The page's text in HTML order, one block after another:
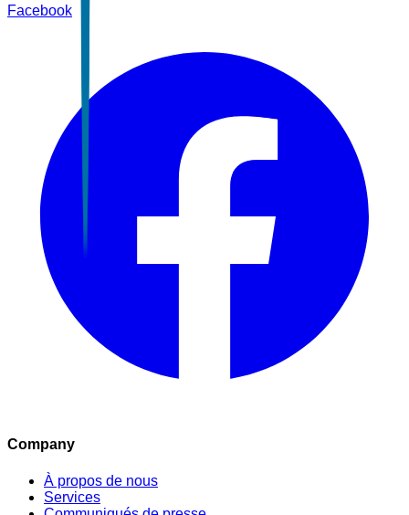
Facebook
Company
À propos de nous
Services